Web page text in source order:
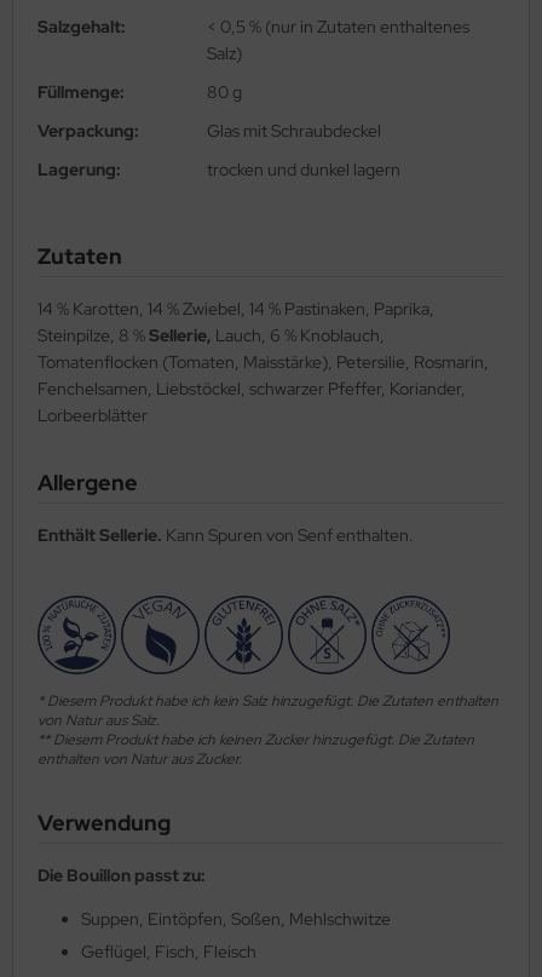
Salzgehalt:
< 0,5 % (nur in Zutaten enthaltenes
Salz)
Füllmenge:
80 g
Verpackung:
Glas mit Schraubdeckel
Lagerung:
trocken und dunkel lagern
Zutaten
14 % Karotten, 14 % Zwiebel, 14 % Pastinaken, Paprika,
Steinpilze, 8 %Sellerie, Lauch, 6 % Knoblauch,
Tomatenflocken (Tomaten, Maisstärke), Petersilie, Rosmarin,
Fenchelsamen, Liebstöckel, schwarzer Pfeffer, Koriander,
Lorbeerblätter
Allergene
Enthält Sellerie. Kann Spuren von Senf enthalten.
* Diesem Produkt habe ich kein Salz hinzugefügt. Die Zutaten enthalten
von Natur aus Salz.
** Diesem Produkt habe ich keinen Zucker hinzugefügt. Die Zutaten
enthalten von Natur aus Zucker.
Verwendung
Die Bouillon passt zu:
Suppen, Eintöpfen, Soßen, Mehlschwitze
Geflügel, Fisch, Fleisch